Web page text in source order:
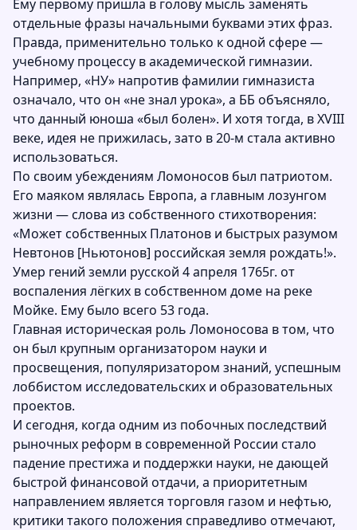
Ему первому пришла в голову мысль заменять
отдельные фразы начальными буквами этих фраз.
Правда, применительно только к одной сфере —
учебному процессу в академической гимназии.
Например, «НУ» напротив фамилии гимназиста
означало, что он «не знал урока», а ББ объясняло,
что данный юноша «был болен». И хотя тогда, в XVIII
веке, идея не прижилась, зато в 20-м стала активно
использоваться.
По своим убеждениям Ломоносов был патриотом.
Его маяком являлась Европа, а главным лозунгом
жизни — слова из собственного стихотворения:
«Может собственных Платонов и быстрых разумом
Невтонов [Ньютонов] российская земля рождать!».
Умер гений земли русской 4 апреля 1765г. от
воспаления лёгких в собственном доме на реке
Мойке. Ему было всего 53 года.
Главная историческая роль Ломоносова в том, что
он был крупным организатором науки и
просвещения, популяризатором знаний, успешным
лоббистом исследовательских и образовательных
проектов.
И сегодня, когда одним из побочных последствий
рыночных реформ в современной России стало
падение престижа и поддержки науки, не дающей
быстрой финансовой отдачи, а приоритетным
направлением является торговля газом и нефтью,
критики такого положения справедливо отмечают,